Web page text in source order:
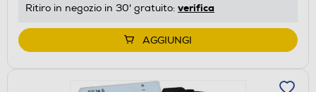
Ritiro in negozio in 30' gratuito: verifica
AGGIUNGI